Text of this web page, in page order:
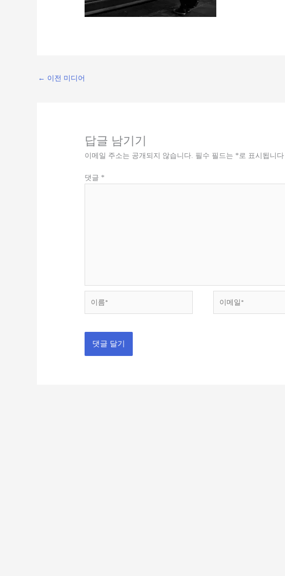
← 이전 미디어
답글 남기기
이메일 주소는 공개되지 않습니다. 필수 필드는 *로 표시됩니다
댓글 *